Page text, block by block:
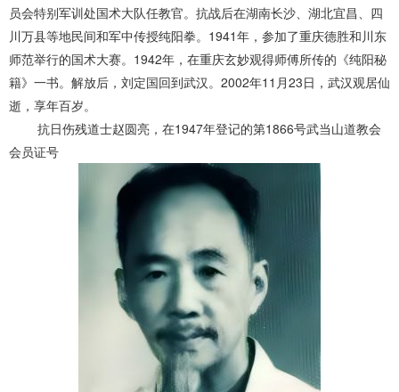
员会特别军训处国术大队任教官。抗战后在湖南长沙、湖北宜昌、四
川万县等地民间和军中传授纯阳拳。1941年，参加了重庆德胜和川东
师范举行的国术大赛。1942年，在重庆玄妙观得师傅所传的《纯阳秘
籍》一书。解放后，刘定国回到武汉。2002年11月23日，武汉观居仙
逝，享年百岁。
抗日伤残道士赵圆亮，在1947年登记的第1866号武当山道教会
会员证号